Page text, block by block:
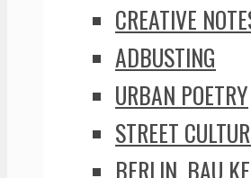
CREATIVE
ADBUSTING
URBAN POETRY
STREET
BERLIN, BAU